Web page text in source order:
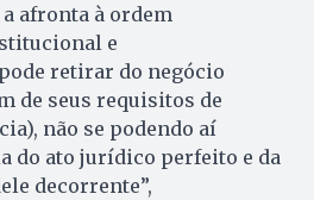
a afronta à ordem
e
retirar do negócio
de seus requisitos de
não se podendo aí
do ato jurídico perfeito e da
decorrente”,